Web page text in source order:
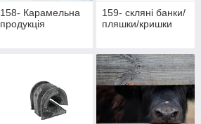
158- Карамельна
продукція
159- скляні банки/
пляшки/кришки